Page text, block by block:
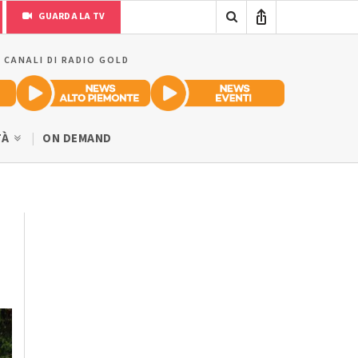
GUARDA LA TV
DI RADIO GOLD
ON DEMAND